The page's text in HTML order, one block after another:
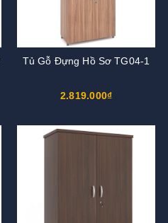
Tủ Gỗ Đựng Hồ Sơ TG04-1
2.819.000₫